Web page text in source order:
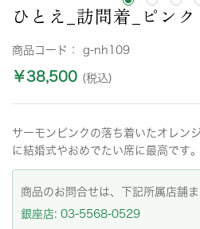
ひとえ_訪問着_ピン
商品コード： g-nh109
￥38,500 (税込)
サーモンピンクの落ち着いたオレン
に結婚式やおめでたい席に最高です
商品のお問合せは、下記所属店舗ま
銀座店: 03-5568-0529